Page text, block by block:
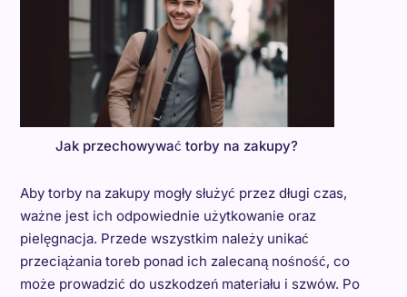
Jak przechowywać torby na zakupy?
Aby torby na zakupy mogły służyć przez długi czas,
ważne jest ich odpowiednie użytkowanie oraz
pielęgnacja. Przede wszystkim należy unikać
przeciążania toreb ponad ich zalecaną nośność, co
może prowadzić do uszkodzeń materiału i szwów. Po